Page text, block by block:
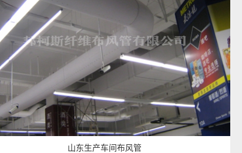
山东生产车间布风管